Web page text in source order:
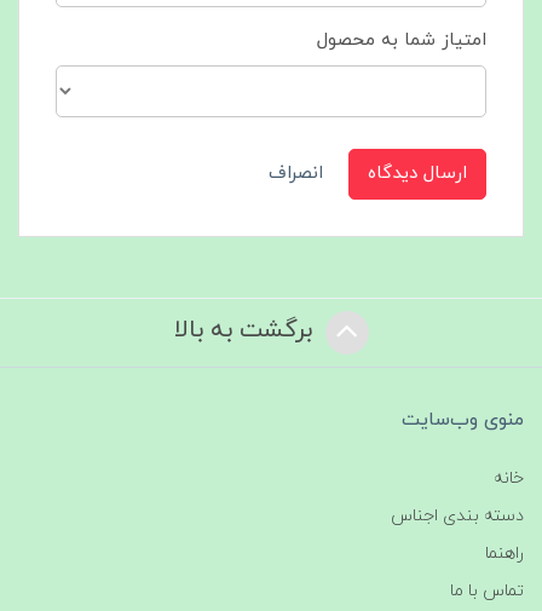
امتیاز شما به محصول
ارسال دیدگاه انصراف
برگشت به بالا
منوی وب‌سایت
خانه
دسته بندی اجناس
راهنما
تماس با ما